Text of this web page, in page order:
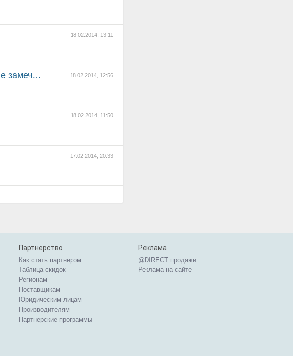
18.02.2014, 13:11
18.02.2014, 12:56
18.02.2014, 11:50
17.02.2014, 20:33
Партнерство
Как стать партнером
Таблица скидок
Регионам
Поставщикам
Юридическим лицам
Производителям
Партнерские программы
Реклама
@DIRECT продажи
Реклама на сайте